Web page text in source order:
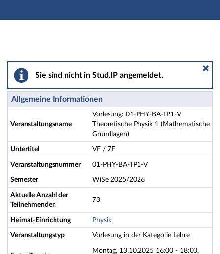
Hauptnavigation
Vorlesung: 01-PHY-BA-TP1-V Theoretische Physik 1
Sie sind nicht in Stud.IP angemeldet.
Allgemeine Informationen
Veranstaltungsname
Vorlesung: 01-PHY-BA-TP1-V
Theoretische Physik 1 (Mathematische
Grundlagen)
Untertitel VF / ZF
Veranstaltungsnummer 01-PHY-BA-TP1-V
Semester WiSe 2025/2026
Aktuelle Anzahl der
Teilnehmenden
73
Heimat-Einrichtung Physik
Veranstaltungstyp Vorlesung in der Kategorie Lehre
Montag, 13.10.2025 16:00 - 18:00,